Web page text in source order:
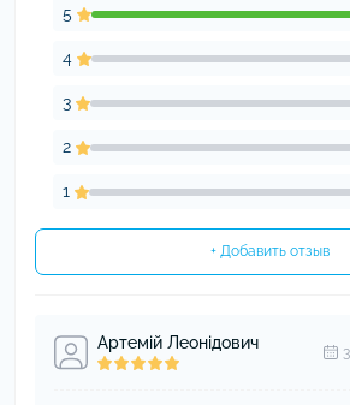
5
4
3
2
1
+ Добавить отзыв
Артемій Леонідович